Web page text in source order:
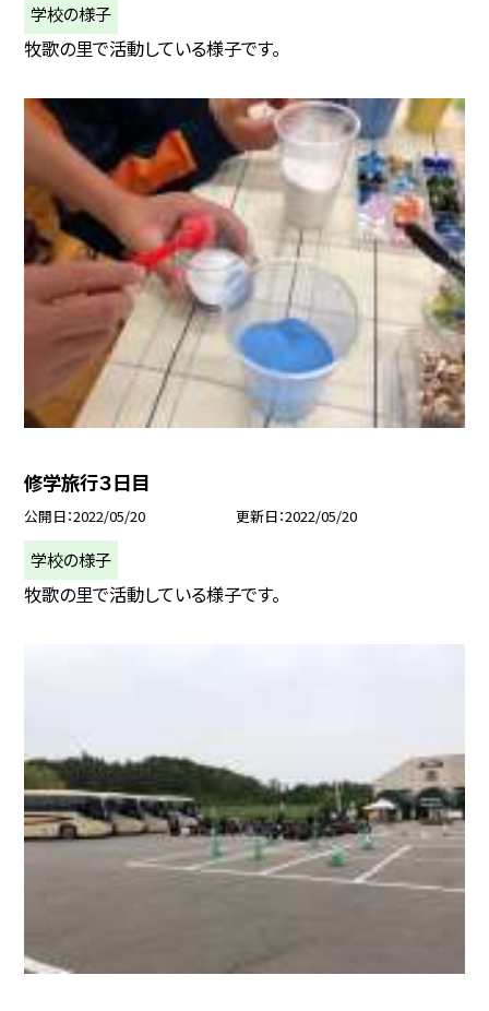
学校の様子
牧歌の里で活動している様子です。
修学旅行３日目
公開日 2022/05/20 更新日 2022/05/20
学校の様子
牧歌の里で活動している様子です。